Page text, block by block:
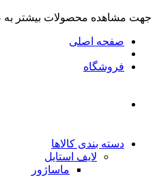
جهت مشاهده محصولات بیشتر به
صفحه اصلی
فروشگاه
دسته بندی کالاها
لایف استایل
ماساژور